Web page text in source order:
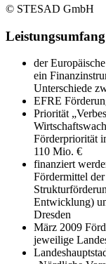
© STESAD GmbH
Leistungsumfang
der
ein
Unterschiede
EFRE
Priorität
Förderpriorität
110 Mio. €
finanziert
Fördermittel
Entwicklung)
Dresden
März 2009
jeweilige